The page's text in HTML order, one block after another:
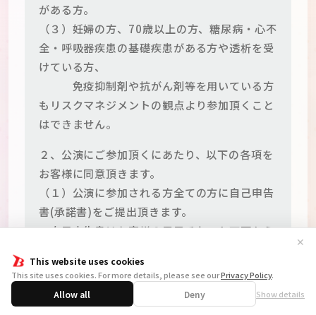
This website uses cookies
This site uses cookies. For more details, please see ourPrivacy Policy.
Allow all Deny Show details
✕
がある方。
（３）妊婦の方、70歳以上の方、糖尿病・心不
全・呼吸器疾患の基礎疾患がある方や透析を受
けている方、
免疫抑制剤や抗がん剤等を用いている方
もリスクマネジメントの観点より参加頂くこと
はできません。
２、公演にご参加頂くにあたり、以下の各項を
お客様に同意頂きます。
（１）公演に参加される方全ての方に自己申告
書(承諾書)をご提出頂きます。
・自己申告書はお客様の電子チケット画面から
場画面ページに表示されますので、公演当日の
朝、ご来場前にご記入くださいませ。ご記入頂
けない場合はご入場できませんのでご注意くだ